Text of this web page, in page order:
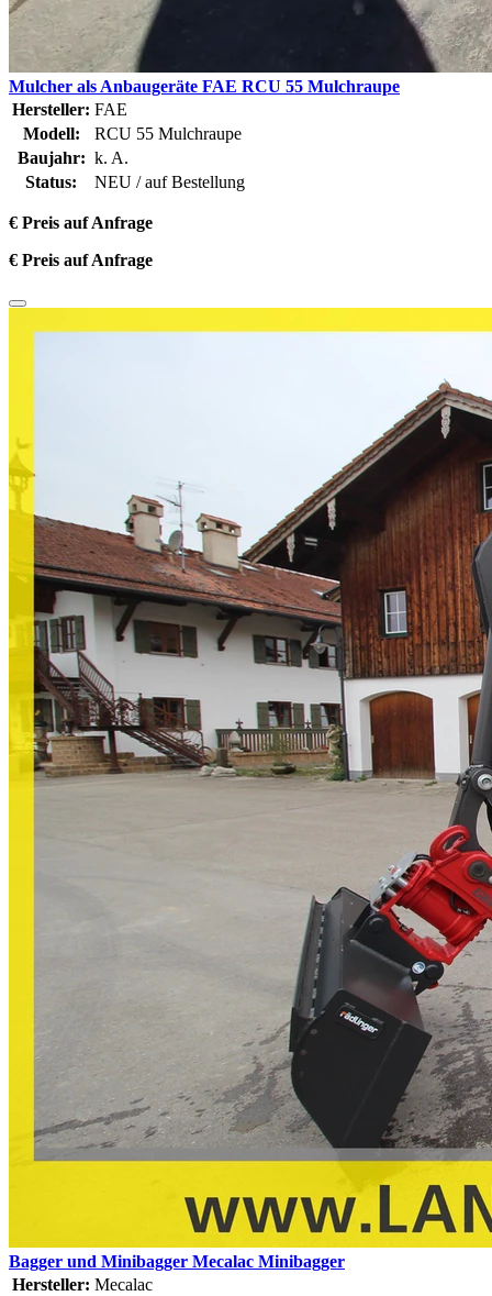
Mulcher als Anbaugeräte FAE RCU 55 Mulchraupe
Hersteller: FAE
Modell:
RCU 55 Mulchraupe
Baujahr: k. A.
Status:
NEU / auf Bestellung
€ Preis auf Anfrage
€ Preis auf Anfrage
Bagger und Minibagger Mecalac Minibagger
Hersteller: Mecalac